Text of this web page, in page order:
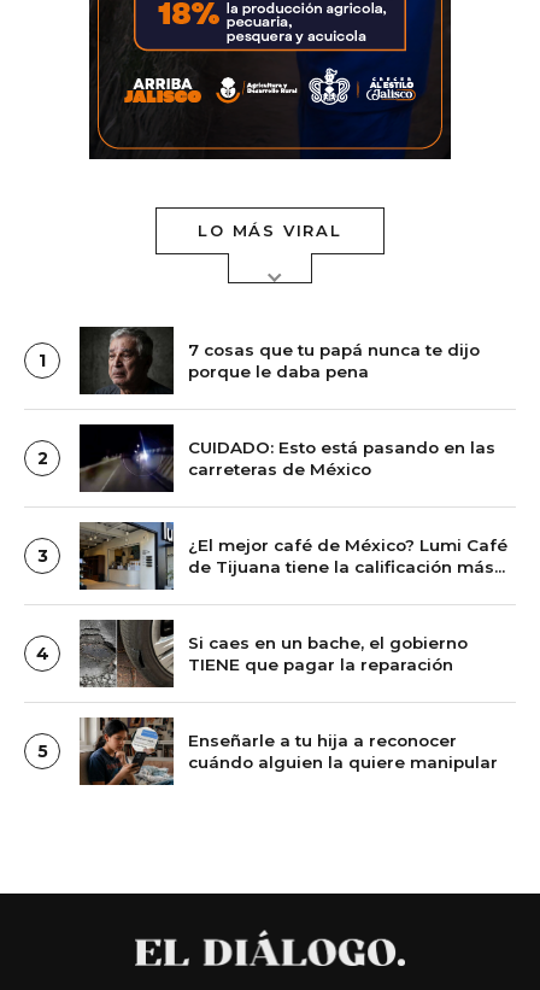
LO MÁS VIRAL
1
7 cosas que tu papá nunca te dijo
porque le daba pena
2
CUIDADO: Esto está pasando en las
carreteras de México
3
¿El mejor café de México? Lumi Café
de Tijuana tiene la calificación más
más reseñadas del país
4
Si caes en un bache, el gobierno
TIENE que pagar la reparación
5
Enseñarle a tu hija a reconocer
cuándo alguien la quiere manipular